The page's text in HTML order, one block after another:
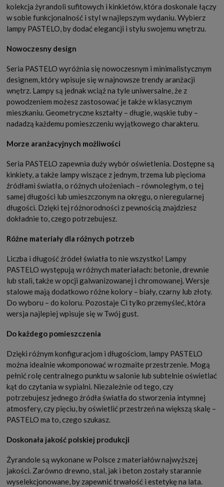
kolekcja żyrandoli sufitowych i kinkietów, która doskonale łączy
w sobie funkcjonalność i styl w najlepszym wydaniu. Wybierz
lampy PASTELO, by dodać elegancji i stylu swojemu wnętrzu.
Nowoczesny design
Seria PASTELO wyróżnia się nowoczesnym i minimalistycznym
designem, który wpisuje się w najnowsze trendy aranżacji
wnętrz. Lampy są jednak wciąż na tyle uniwersalne, że z
powodzeniem możesz zastosować je także w klasycznym
mieszkaniu. Geometryczne kształty – długie, wąskie tuby –
nadadzą każdemu pomieszczeniu wyjątkowego charakteru.
Morze aranżacyjnych możliwości
Seria PASTELO zapewnia duży wybór oświetlenia. Dostępne są
kinkiety, a także lampy wiszące z jednym, trzema lub pięcioma
źródłami światła, o różnych ułożeniach – równoległym, o tej
samej długości lub umieszczonym na okręgu, o nieregularnej
długości. Dzięki tej różnorodności z pewnością znajdziesz
dokładnie to, czego potrzebujesz.
Różne materiały dla różnych potrzeb
Liczba i długość źródeł światła to nie wszystko! Lampy
PASTELO występują w różnych materiałach: betonie, drewnie
lub stali, także w opcji galwanizowanej i chromowanej. Wersje
stalowe mają dodatkowo różne kolory – biały, czarny lub złoty.
Do wyboru – do koloru. Pozostaje Ci tylko przemyśleć, która
wersja najlepiej wpisuje się w Twój gust.
Do każdego pomieszczenia
Dzięki różnym konfiguracjom i długościom, lampy PASTELO
można idealnie wkomponować w rozmaite przestrzenie. Mogą
pełnić rolę centralnego punktu w salonie lub subtelnie oświetlać
kąt do czytania w sypialni. Niezależnie od tego, czy
potrzebujesz jednego źródła światła do stworzenia intymnej
atmosfery, czy pięciu, by oświetlić przestrzeń na większą skalę –
PASTELO ma to, czego szukasz.
Doskonała jakość polskiej produkcji
Żyrandole są wykonane w Polsce z materiałów najwyższej
jakości. Zarówno drewno, stal, jak i beton zostały starannie
wyselekcjonowane, by zapewnić trwałość i estetykę na lata.